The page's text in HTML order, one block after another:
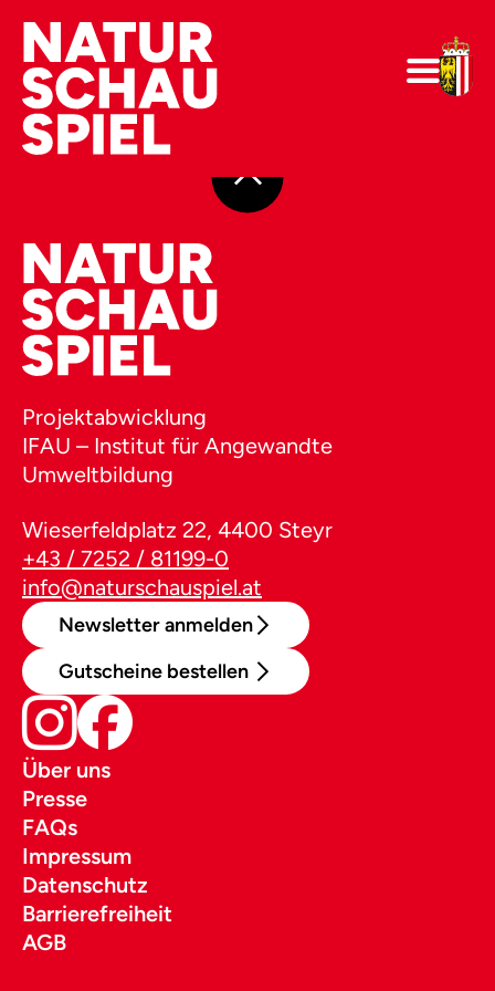
Projektabwicklung
IFAU – Institut für Angewandte
Umweltbildung
Wieserfeldplatz 22, 4400 Steyr
+43 / 7252 / 81199-0
info@naturschauspiel.at
Newsletter anmelden
Gutscheine bestellen
Über uns
Presse
FAQs
Impressum
Datenschutz
Barrierefreiheit
AGB